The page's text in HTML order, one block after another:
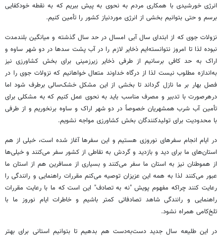
انرژی خورشیدی با همکاری مردم به نحوی به پیش ببریم که به نقطه خودکفایی
برسم و حتی بتوانیم بخشی از انرژی موردنیاز کشور را تأمین کنیم.
نزولات جوی که از ابتدای سال آبی امسال در حد سال گذشته و میانگین بلندمدت
نبوده لذا تا امروز نتوانسته‌ایم ذخایر لازم را در آب پشت سدها در دو شهر ساوه و
اراک به حد کافی برسانیم از طرفی ذخایر زیرزمینی برای بخش کشاورزی نیز
به‌اندازه مطلوب نیست لذا از درگاه خداوند متعال خواهانیم که نزولات جوی را در
فصل بهار بر ما نازل گرداند تا بخشی از این مشکل خشک‌سالی برطرف شود اما
درهرصورت با تدبیر و مصرف مناسب باید به نحوی عمل کنیم که به مشکلی برای
تأمین آب شرب همشهریان خصوصاً در دو شهر اراک و ساوه برنخوریم و از طرفی
با محدودیت برای تولیدکنندگان بخش کشاورزی مواجه نشویم.
در ایام انجام سفرهای نوروزی هستیم و این سفرها آغاز شده است، خیلی از هم
استان‌های ما برای دید و بازدید و گردش به نقاطی از کشور سفر می‌کنند و خیلی‌ها
از هموطنان نیز به استان ما سفر می‌کنند و بسیاری از مسافرین هم از استان ما
عبور می‌کنند لذا به همه این عزیزان توصیه می‌کنم مقررات راهنمایی و رانندگی را
رعایت کنند چراکه مفهوم پویش "نه به تصادف" این است که ما با رعایت مقررات
راهنمایی و رانندگی شاهد تصادفاتی کمتر باشیم و خاطرات ایام نوروز ما با
تلخ‌کامی همراه نشود.
در این طلیعه سال جدید دست‌به‌دست هم بدهیم تا بتوانیم استانی برای بهتر